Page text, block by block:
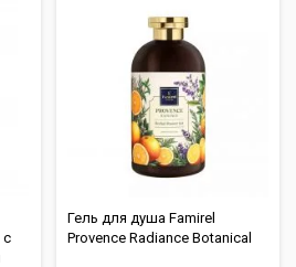
с
Гель для душа Famirel
Provence Radiance Botanical